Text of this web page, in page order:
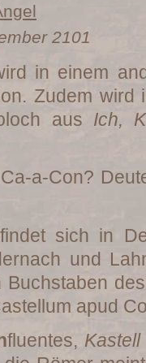
2101
in einem
Zudem
aus Ich,
a-Con?
sich in
und
apud
fluentes,